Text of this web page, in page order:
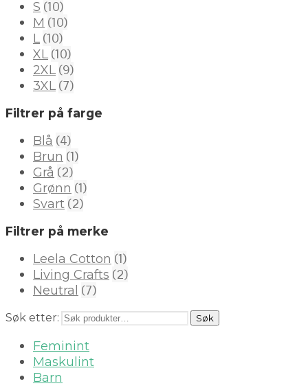
S (10)
M (10)
L (10)
XL (10)
2XL (9)
3XL (7)
Filtrer på farge
Blå (4)
Brun (1)
Grå (2)
Grønn (1)
Svart (2)
Filtrer på merke
Leela Cotton (1)
Living Crafts (2)
Neutral (7)
Søk etter: Søk
Feminint
Maskulint
Barn